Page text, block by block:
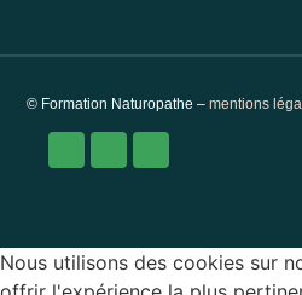
© Formation Naturopathe – mentions
Nous utilisons des cookies sur